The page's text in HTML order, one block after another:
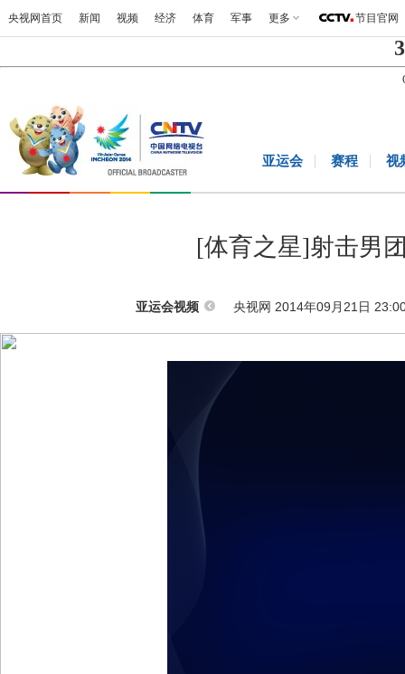
央视网首页 新闻 视频 经济 体育 军事 更多 节目官网
亚运会 赛程 视
[体育之星]射击男
亚运会视频 央视网 2014年09月21日